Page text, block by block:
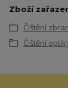
Zboží
Čištění
Čištění